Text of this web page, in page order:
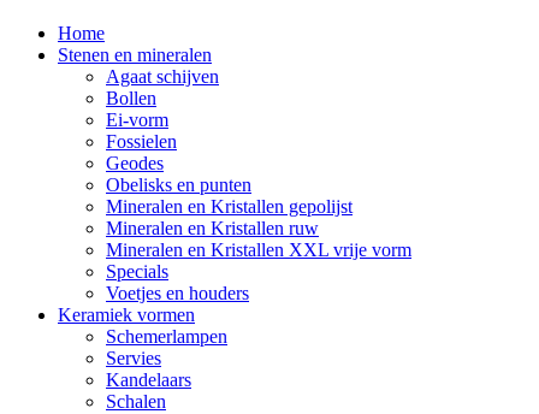
Home
Stenen en mineralen
Agaat schijven
Bollen
Ei-vorm
Fossielen
Geodes
Obelisks en punten
Mineralen en Kristallen gepolijst
Mineralen en Kristallen ruw
Mineralen en Kristallen XXL vrije vorm
Specials
Voetjes en houders
Keramiek vormen
Schemerlampen
Servies
Kandelaars
Schalen